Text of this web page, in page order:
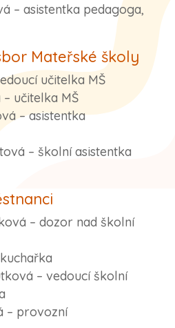
– asistentka pedagoga,
Mateřské školy
učitelka MŠ
učitelka MŠ
– asistentka
– školní asistentka
– dozor nad školní
– vedoucí školní
– provozní